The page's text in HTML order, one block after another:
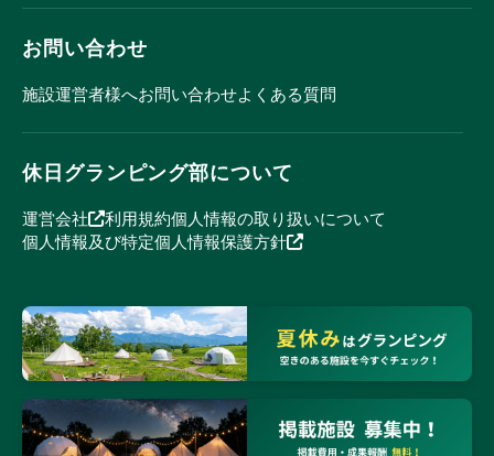
お問い合わせ
施設運営者様へお問い合わせよくある質問
休日グランピング部について
運営会社 利用規約個人情報の取り扱いについて
個人情報及び特定個人情報保護方針